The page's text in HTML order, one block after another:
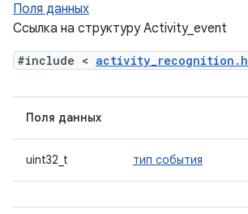
Поля данных
Ссылка на структуру Activity_event
#include < activity_recognition.h
Поля данных
uint32_t тип события